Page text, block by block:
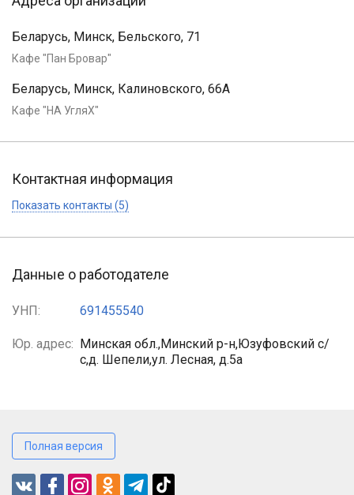
Беларусь, Минск, Бельского, 71
Кафе "Пан Бровар"
Беларусь, Минск, Калиновского, 66А
Кафе "НА УгляХ"
Контактная информация
Показать контакты (5)
Данные о работодателе
УНП: 691455540
Юр. адрес:
Минская обл.,Минский р-н,Юзуфовский с/
с,д. Шепели,ул. Лесная, д.5а
Полная версия